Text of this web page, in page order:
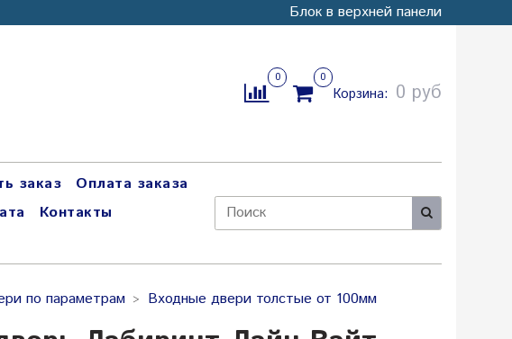
Блок в верхней панели
0 0
Корзина: 0 руб
заказ
Оплата заказа
Контакты
по параметрам Входные двери толстые от 100мм